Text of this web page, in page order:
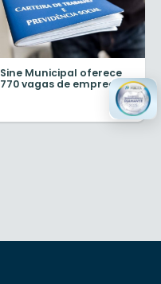
Sine Municipal oferece
770 vagas de emprego